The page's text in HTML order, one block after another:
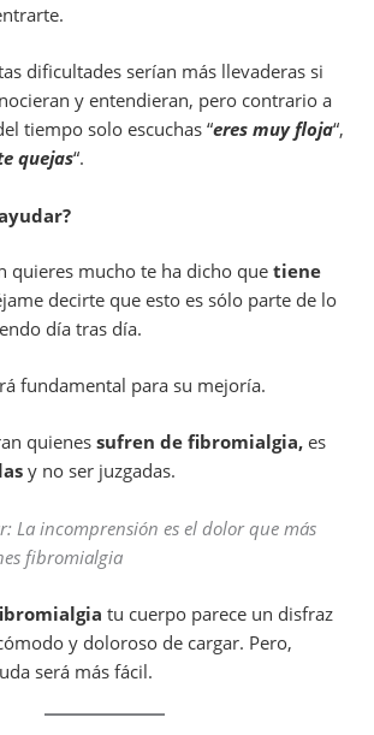
dificultades serían más llevaderas si
y entendieran, pero contrario a
tiempo solo escuchas “eres muy floja“,
quejas“.
quieres mucho te ha dicho quetiene
decirte que esto es sólo parte de lo
día tras día.
fundamental para su mejoría.
quienessufren de fibromialgia, es
y no ser juzgadas.
La incomprensión es el dolor que más
fibromialgia
tu cuerpo parece un disfraz
y doloroso de cargar. Pero,
será más fácil.